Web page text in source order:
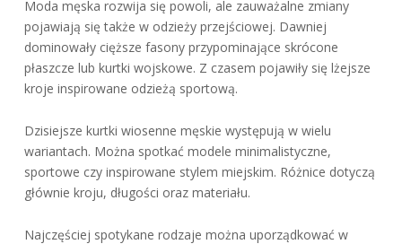
Moda męska rozwija się powoli, ale zauważalne zmiany
pojawiają się także w odzieży przejściowej. Dawniej
dominowały cięższe fasony przypominające skrócone
płaszcze lub kurtki wojskowe. Z czasem pojawiły się lżejsze
kroje inspirowane odzieżą sportową.
Dzisiejsze kurtki wiosenne męskie występują w wielu
wariantach. Można spotkać modele minimalistyczne,
sportowe czy inspirowane stylem miejskim. Różnice dotyczą
głównie kroju, długości oraz materiału.
Najczęściej spotykane rodzaje można uporządkować w